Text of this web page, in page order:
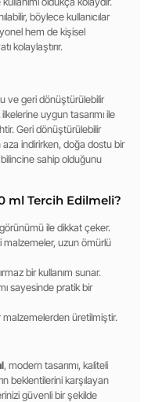
böylece kullanıcılar
hem de kişisel
kolaylaştırır.
ve geri dönüştürülebilir
uygun tasarımı ile
Geri dönüştürülebilir
aza indirirken, doğa dostu bir
sahip olduğunu
ml Tercih Edilmeli?
ile dikkat çeker.
malzemeler, uzun ömürlü
bir kullanım sunar.
sayesinde pratik bir
üretilmiştir.
, modern tasarımı, kaliteli
beklentilerini karşılayan
güvenli bir şekilde